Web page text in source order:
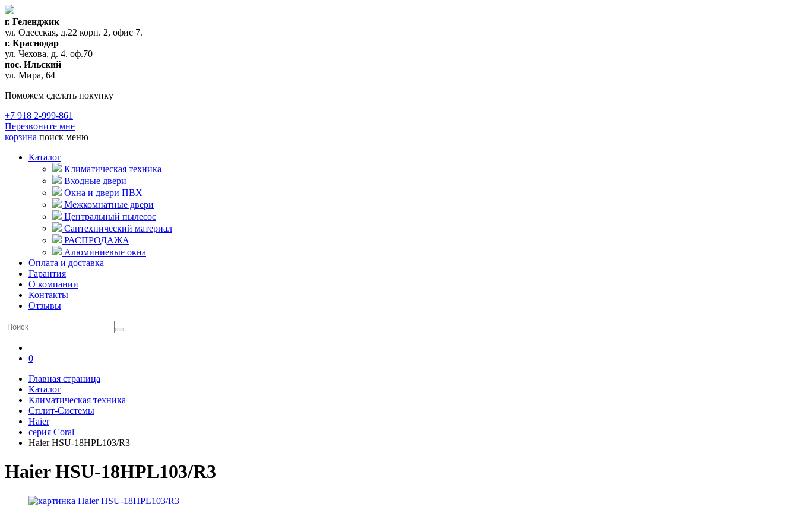
г. Геленджик
ул. Одесская, д.22 корп. 2, офис 7.
г. Краснодар
ул. Чехова, д. 4. оф.70
пос. Ильский
ул. Мира, 64
Поможем сделать покупку
+7 918 2-999-861
Перезвоните мне
корзина поиск меню
Каталог
Климатическая техника
Входные двери
Окна и двери ПВХ
Межкомнатные двери
Центральный пылесос
Сантехнический материал
РАСПРОДАЖА
Алюминиевые окна
Оплата и доставка
Гарантия
О компании
Контакты
Отзывы
0
Главная страница
Каталог
Климатическая техника
Сплит-Системы
Haier
серия Coral
Haier HSU-18HPL103/R3
Haier HSU-18HPL103/R3